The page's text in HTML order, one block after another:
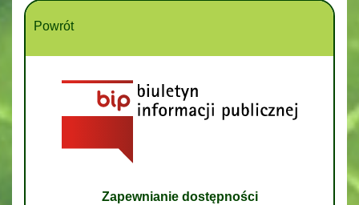
Powrót
Zapewnianie dostępności